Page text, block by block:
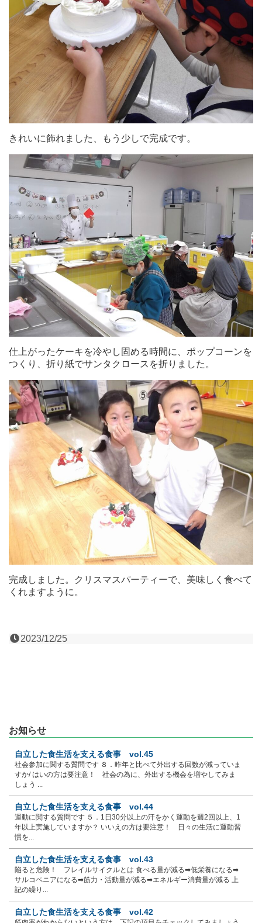
きれいに飾れました、もう少しで完成です。
仕上がったケーキを冷やし固める時間に、ポップコーンを
つくり、折り紙でサンタクロースを折りました。
完成しました。クリスマスパーティーで、美味しく食べて
くれますように。
2023/12/25
お知らせ
自立した食生活を支える食事 vol.45
社会参加に関する質問です ８．昨年と比べて外出する回数が減っていま
すか/ はいの方は要注意！ 社会の為に、外出する機会を増やしてみま
しょう ...
自立した食生活を支える食事 vol.44
運動に関する質問です ５．1日30分以上の汗をかく運動を週2回以上、1
年以上実施していますか？ いいえの方は要注意！ 日々の生活に運動習
慣を...
自立した食生活を支える食事 vol.43
陥ると危険！ フレイルサイクルとは 食べる量が減る➡低栄養になる➡
サルコペニアになる➡筋力・活動量が減る➡エネルギー消費量が減る 上
記の繰り...
自立した食生活を支える食事 vol.42